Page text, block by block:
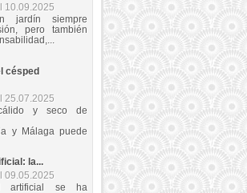
10.09.2025
jardín siempre
pero también
césped
25.07.2025
y seco de
y Málaga puede
la...
09.05.2025
artificial se ha